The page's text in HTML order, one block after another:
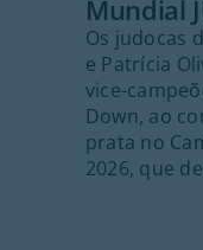
Mundial
Os judocas
e Patrícia
vice-
Down, ao
prata no
2026, que